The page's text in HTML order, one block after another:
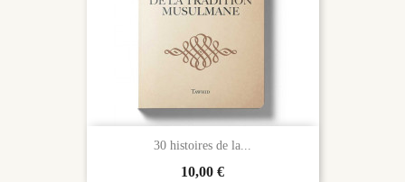
30 histoires de la...
Prix
10,00 €